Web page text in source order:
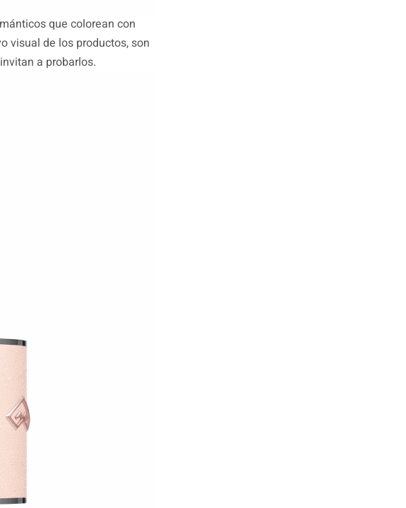
que colorean con
visual de los productos, son
a probarlos.